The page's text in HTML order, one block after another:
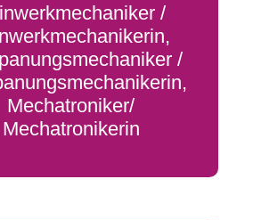
/
/
Mechatroniker/
Mechatronikerin